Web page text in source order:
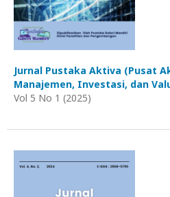
Jurnal Pustaka Aktiva (Pusat
Manajemen, Investasi, dan
Vol 5 No 1 (2025)